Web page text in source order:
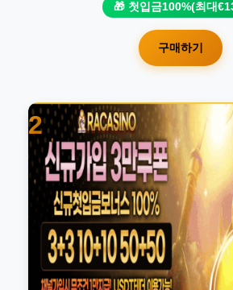
🎁 첫입금100%(최대
구매하기
2